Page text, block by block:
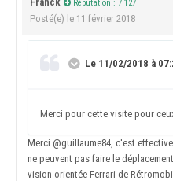
Réputation : 7 127
Posté(e) le 11 février 2018
Le 11/02/2018 à
Merci pour cette visite pour
Merci @guillaume84 , c'est
ne peuvent pas faire le
vision orientée Ferrari de